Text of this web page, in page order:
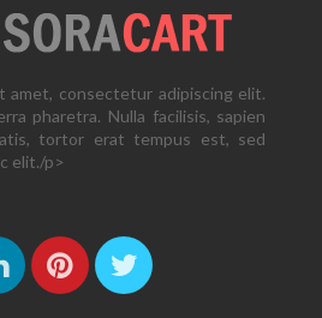
amet, consectetur adipiscing elit.
pharetra. Nulla facilisis, sapien
tortor erat tempus est, sed
elit./p>